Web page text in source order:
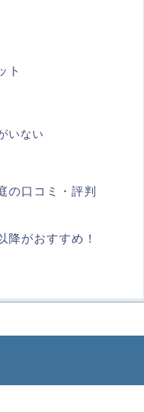
ト
いない
の口コミ・評判
がおすすめ！